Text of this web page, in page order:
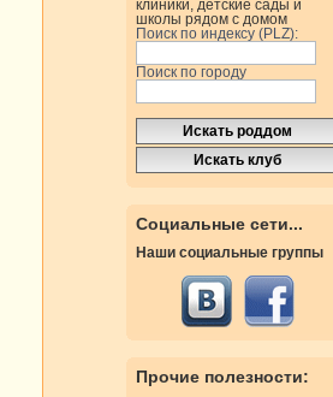
клиники, детские сады и
школы рядом с домом
Поиск по индексу (PLZ):
Поиск по городу
Социальные сети...
Наши социальные группы
Прочие полезности: